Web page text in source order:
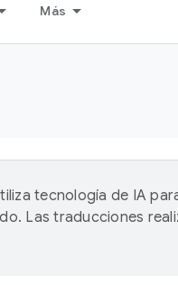
Más
tecnología de IA
Las traducciones